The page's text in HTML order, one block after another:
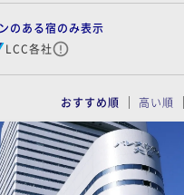
のある宿のみ表示
LCC各社
おすすめ順 高い順